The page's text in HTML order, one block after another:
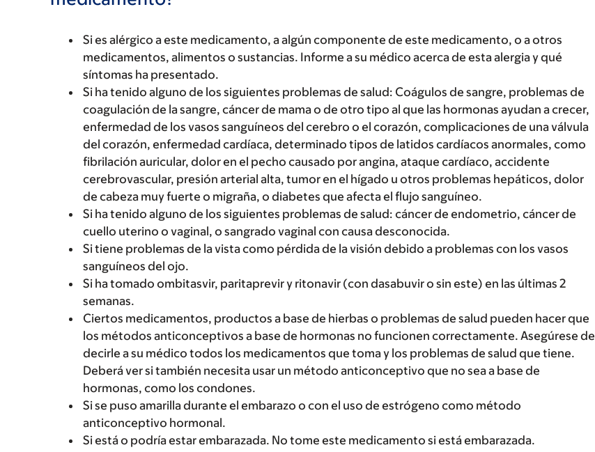
Si es alérgico a este medicamento, a algún componente de este medicamento, o a otros
medicamentos, alimentos o sustancias. Informe a su médico acerca de esta alergia y qué
síntomas ha presentado.
Si ha tenido alguno de los siguientes problemas de salud: Coágulos de sangre, problemas de
coagulación de la sangre, cáncer de mama o de otro tipo al que las hormonas ayudan a crecer,
enfermedad de los vasos sanguíneos del cerebro o el corazón, complicaciones de una válvula
del corazón, enfermedad cardíaca, determinado tipos de latidos cardíacos anormales, como
fibrilación auricular, dolor en el pecho causado por angina, ataque cardíaco, accidente
cerebrovascular, presión arterial alta, tumor en el hígado u otros problemas hepáticos, dolor
de cabeza muy fuerte o migraña, o diabetes que afecta el flujo sanguíneo.
Si ha tenido alguno de los siguientes problemas de salud: cáncer de endometrio, cáncer de
cuello uterino o vaginal, o sangrado vaginal con causa desconocida.
Si tiene problemas de la vista como pérdida de la visión debido a problemas con los vasos
sanguíneos del ojo.
Si ha tomado ombitasvir, paritaprevir y ritonavir (con dasabuvir o sin este) en las últimas 2
semanas.
Ciertos medicamentos, productos a base de hierbas o problemas de salud pueden hacer que
los métodos anticonceptivos a base de hormonas no funcionen correctamente. Asegúrese de
decirle a su médico todos los medicamentos que toma y los problemas de salud que tiene.
Deberá ver si también necesita usar un método anticonceptivo que no sea a base de
hormonas, como los condones.
Si se puso amarilla durante el embarazo o con el uso de estrógeno como método
anticonceptivo hormonal.
Si está o podría estar embarazada. No tome este medicamento si está embarazada.